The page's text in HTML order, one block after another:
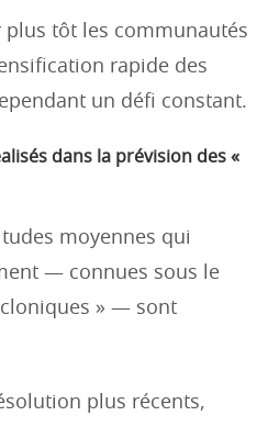
plus tôt les communautés
rapide des
un défi constant.
dans la prévision des «
moyennes qui
— connues sous le
» — sont
plus récents,